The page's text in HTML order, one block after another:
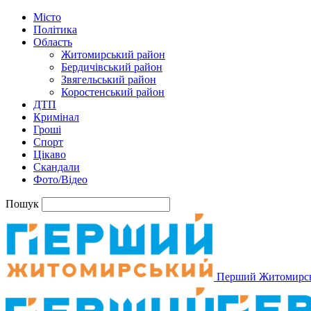
Місто
Політика
Область
Житомирський район
Бердичівський район
Звягельський район
Коростенський район
ДТП
Кримінал
Гроші
Спорт
Цікаво
Скандали
Фото/Відео
Пошук
Перший